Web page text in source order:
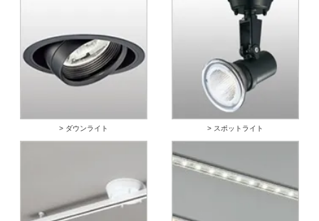
> ダウンライト > スポットライト